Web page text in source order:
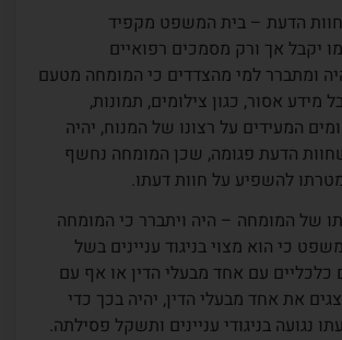
הדעת – בית המשפט מקפיד
יקבל אך ורק מסמכים רפואיים
ומתברר למי מהצדדים כי המומחה מטעם
אסור, כגון צילומים, תמונות,
המעידים על רצונו של המנוח, יהיה
הדעת פגומה, שכן המומחה נחשף
להשפיע על חוות דעתו.
של המומחה – היה ויתברר כי המומחה
כי הוא מצוי בניגוד עניינים בשל
עם אחד מבעלי הדין או אף עם
את אחד מבעלי הדין, יהיה בכך כדי
נגועה בניגודי עניינים ותשקל פסילתה.